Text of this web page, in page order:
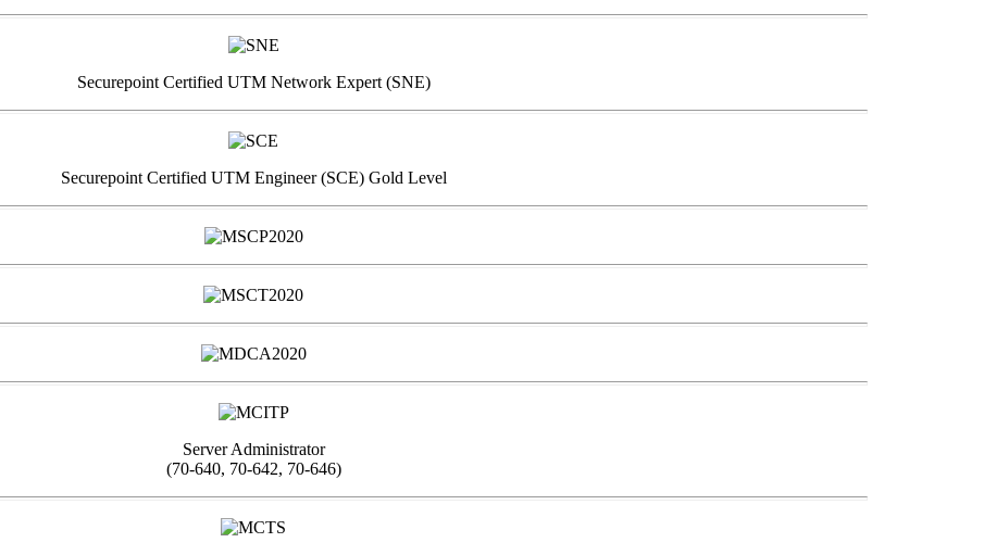
Securepoint Certified UTM Network Expert (SNE)
Securepoint Certified UTM Engineer (SCE) Gold Level
Server Administrator
(70-640, 70-642, 70-646)